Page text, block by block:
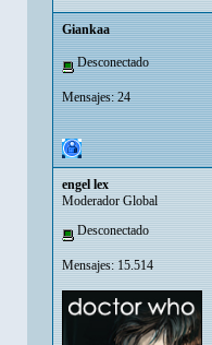
Giankaa
Desconectado
Mensajes: 24
engel lex
Moderador Global
Desconectado
Mensajes: 15.514